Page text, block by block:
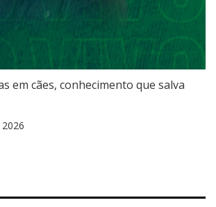
em cães, conhecimento que salva